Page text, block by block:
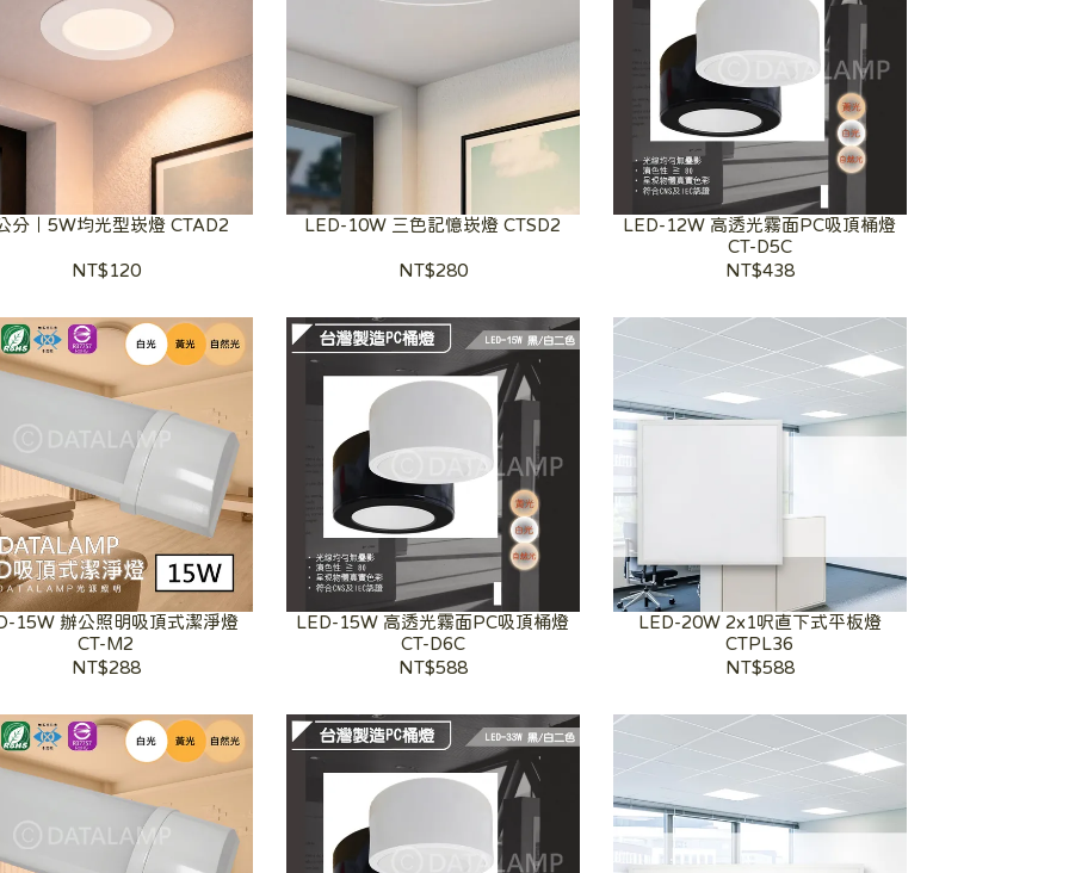
分｜5W均光型崁燈 CTAD2
NT$120
LED-10W 三色記憶崁燈 CTSD2
NT$280
LED-12W 高透光霧面PC吸頂桶燈
CT-D5C
NT$438
15W 辦公照明吸頂式潔淨燈
CT-M2
NT$288
LED-15W 高透光霧面PC吸頂桶燈
CT-D6C
NT$588
LED-20W 2x1呎直下式平板燈
CTPL36
NT$588